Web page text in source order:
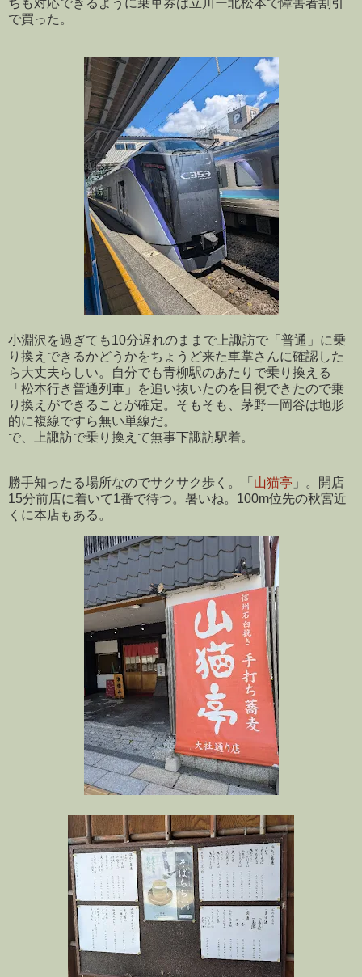
ちも対応できるように乗車券は立川ー北松本で障害者割引
で買った。
小淵沢を過ぎても10分遅れのままで上諏訪で「普通」に乗
り換えできるかどうかをちょうど来た車掌さんに確認した
ら大丈夫らしい。自分でも青柳駅のあたりで乗り換える
「松本行き普通列車」を追い抜いたのを目視できたので乗
り換えができることが確定。そもそも、茅野ー岡谷は地形
的に複線ですら無い単線だ。
で、上諏訪で乗り換えて無事下諏訪駅着。
勝手知ったる場所なのでサクサク歩く。「 山猫亭 」。開店
15分前店に着いて1番で待つ。暑いね。100m位先の秋宮近
くに本店もある。